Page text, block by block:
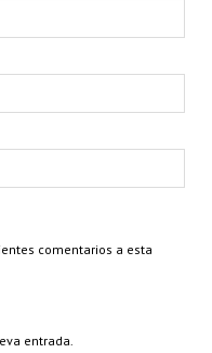
comentarios a esta
entrada.